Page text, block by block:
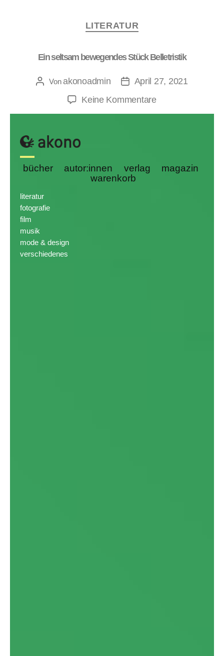
LITERATUR
Ein seltsam bewegendes Stück Belletristik
Vonakonoadmin
April 27, 2021
Keine Kommentare
bücher autor:innen verlag
magazin
warenkorb
literatur
fotografie
film
musik
mode & design
verschiedenes